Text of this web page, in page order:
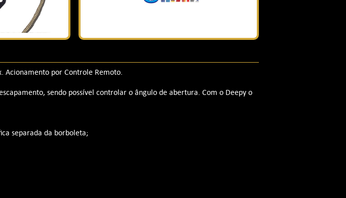
Acionamento por Controle Remoto.
sendo possível controlar o ângulo de abertura. Com o Deepy o
separada da borboleta;